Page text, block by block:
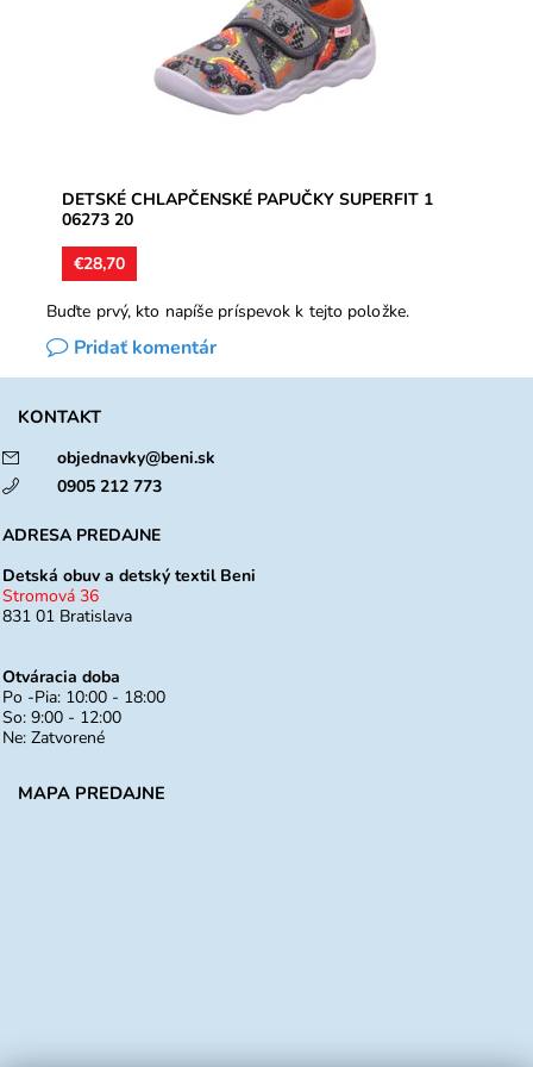
Skladom
Superfit
2 roky
DETSKÉ CHLAPČENSKÉ PAPUČKY SUPERFIT 1
06273 20
€28,70
Buďte prvý, kto napíše príspevok k tejto položke.
Pridať komentár
KONTAKT
objednavky@beni.sk
0905 212 773
ADRESA PREDAJNE
Detská obuv a detský textil Beni
Stromová 36
831 01 Bratislava
Otváracia doba
Po -Pia: 10:00 - 18:00
So: 9:00 - 12:00
Ne: Zatvorené
MAPA PREDAJNE